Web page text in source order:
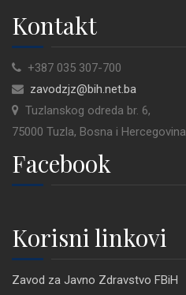
Kontakt
+387 035 307-700
zavodzjz@bih.net.ba
Tuzlanskog odreda br. 6,
75000 Tuzla, Bosna i Hercegovina
Facebook
Korisni linkovi
Zavod za Javno Zdravstvo FBiH